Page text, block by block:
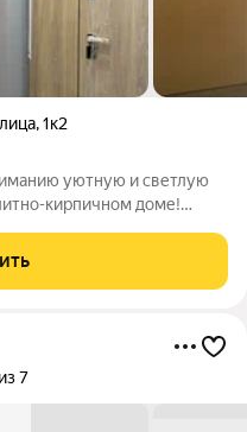
,1к2
уютную и светлую
кирпичном доме!
и комфортом. Общая
7